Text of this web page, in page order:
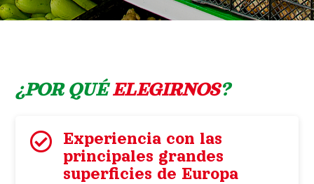
¿POR QUÉELEGIRNOS?

Experiencia con las
principales grandes
superficies de Europa